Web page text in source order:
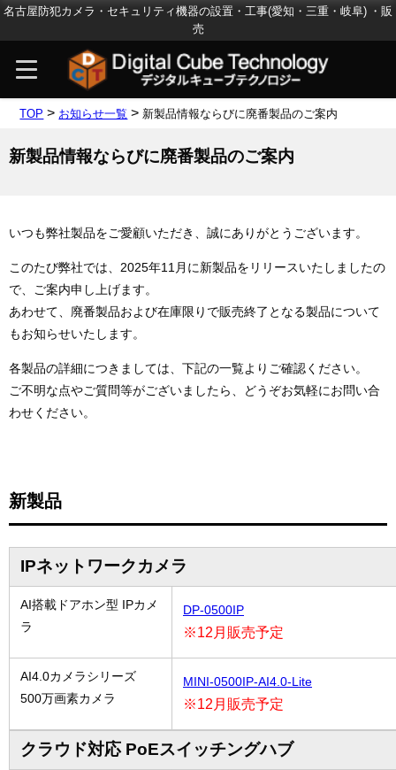
名古屋防犯カメラ・セキュリティ機器の設置・工事(愛知・三重・岐阜) ・販
売
TOP > お知らせ一覧 > 新製品情報ならびに廃番製品のご案内
新製品情報ならびに廃番製品のご案内
いつも弊社製品をご愛顧いただき、誠にありがとうございます。
このたび弊社では、2025年11月に新製品をリリースいたしましたの
で、ご案内申し上げます。
あわせて、廃番製品および在庫限りで販売終了となる製品について
もお知らせいたします。
各製品の詳細につきましては、下記の一覧よりご確認ください。
ご不明な点やご質問等がございましたら、どうぞお気軽にお問い合
わせください。
新製品
IPネットワークカメラ
AI搭載ドアホン型 IPカメ
ラ
DP-0500IP
※12月販売予定
AI4.0カメラシリーズ
500万画素カメラ
MINI-0500IP-AI4.0-Lite
※12月販売予定
クラウド対応 PoEスイッチングハブ